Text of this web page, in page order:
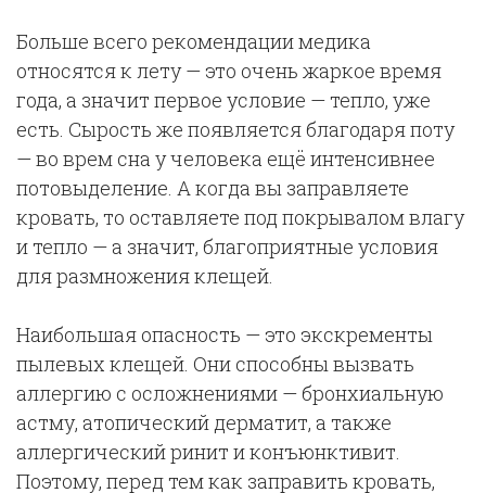
Больше всего рекомендации медика
относятся к лету — это очень жаркое время
года, а значит первое условие — тепло, уже
есть. Сырость же появляется благодаря поту
— во врем сна у человека ещё интенсивнее
потовыделение. А когда вы заправляете
кровать, то оставляете под покрывалом влагу
и тепло — а значит, благоприятные условия
для размножения клещей.
Наибольшая опасность — это экскременты
пылевых клещей. Они способны вызвать
аллергию с осложнениями — бронхиальную
астму, атопический дерматит, а также
аллергический ринит и конъюнктивит.
Поэтому, перед тем как заправить кровать,